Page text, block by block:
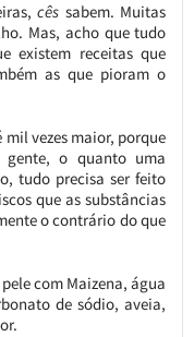
cês sabem. Muitas
Mas, acho que tudo
existem receitas que
as que pioram o
vezes maior, porque
o quanto uma
tudo precisa ser feito
que as substâncias
o contrário do que
com Maizena, água
de sódio, aveia,